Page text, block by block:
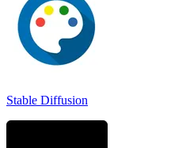
Stable Diffusion